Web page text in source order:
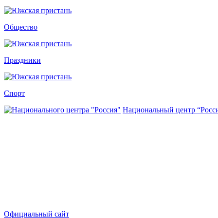
Общество
Праздники
Спорт
Национальный центр
Официальный сайт